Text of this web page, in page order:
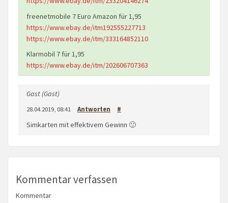
freenetmobile 7 Euro Amazon für 1,95
https://www.ebay.de/itm192555227713
https://www.ebay.de/itm/333164852110
Klarmobil 7 für 1,95
https://www.ebay.de/itm/202606707363
Gast (Gast)
28.04.2019, 08:41 Antworten #
Simkarten mit effektivem Gewinn 🙂
Kommentar verfassen
Kommentar